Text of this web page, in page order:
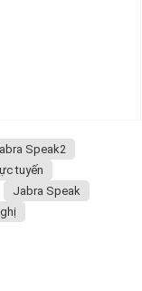
Speak2
tuyến
Jabra Speak